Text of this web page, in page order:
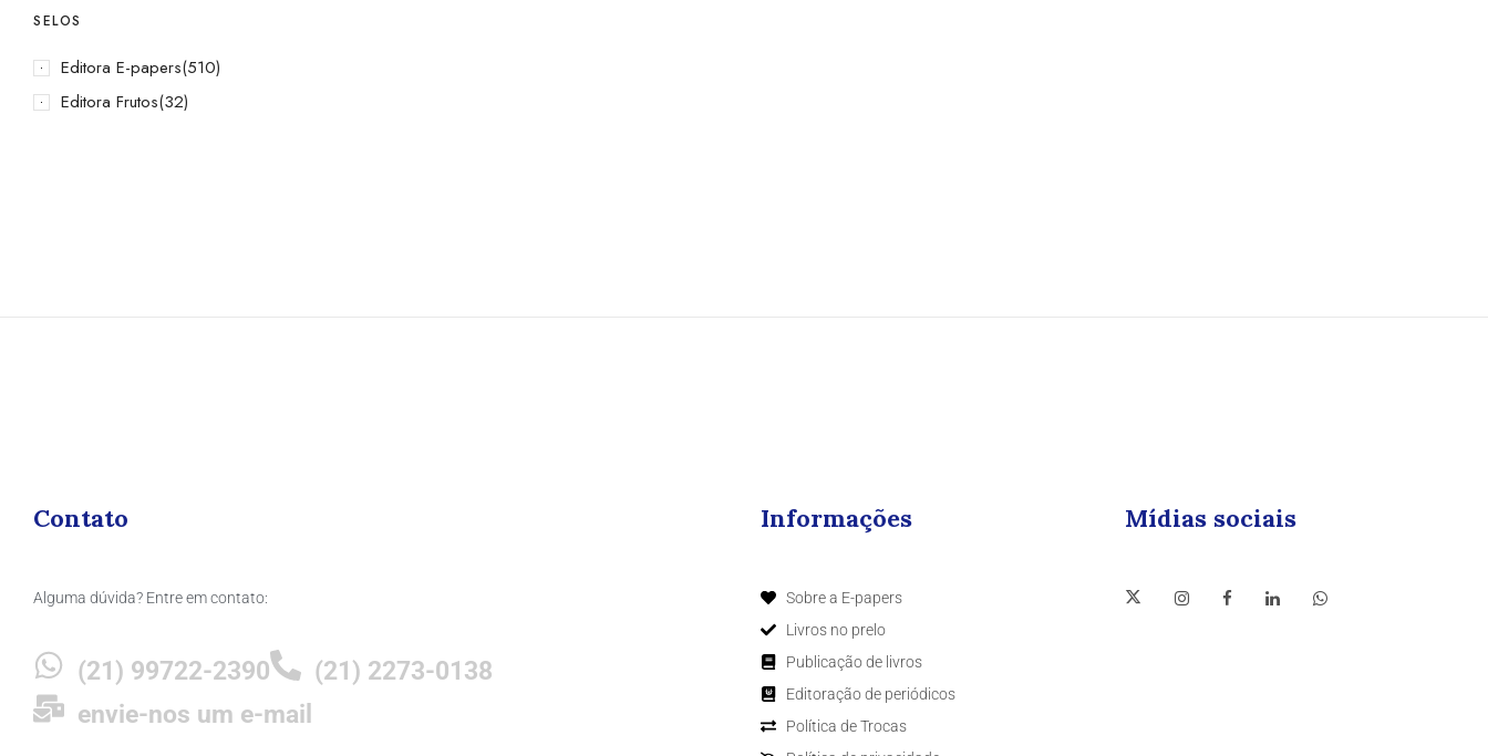
SELOS
Editora E-papers(510)
Editora Frutos(32)
Contato
Alguma dúvida? Entre em contato:
(21) 99722-2390
(21) 2273-0138
envie-nos um e-mail
Informações
Sobre a E-papers
Livros no prelo
Publicação de livros
Editoração de periódicos
Política de Trocas
Mídias sociais